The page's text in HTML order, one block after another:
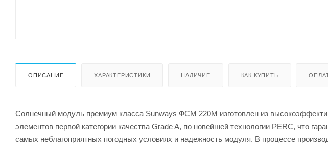
ОПИСАНИЕ ХАРАКТЕРИСТИКИ НАЛИЧИЕ КАК КУПИТЬ
Солнечный модуль премиум класса Sunways ФСМ 220M изготовлен из
элементов первой категории качества Grade A, по новейшей технологии PERC, что
самых неблагоприятных погодных условиях и надежность модуля. В процессе